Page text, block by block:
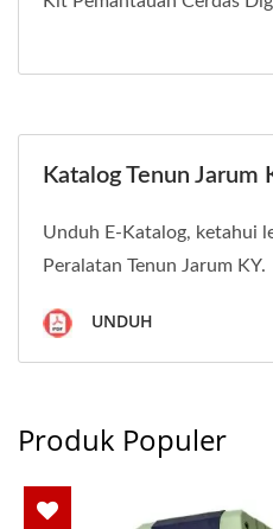
Katalog Tenun Jarum
Unduh E-Katalog, ketahui
Peralatan Tenun Jarum KY.
UNDUH
Produk Populer